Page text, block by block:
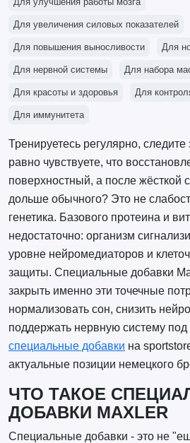
Для увеличения силовых показателей
Для повышения выносливости Для
Для нервной системы Для набора
Для красоты и здоровья Для
Для иммунитета
Тренируетесь регулярно,
равно чувствуете, что
поверхностный, а после
дольше обычного? Это не
генетика. Базового протеина и
недостаточно: организм
уровне нейромедиаторов и
защиты. Специальные добавки
закрыть именно эти точечные
нормализовать сон, снизить
поддержать нервную систему под
специальные добавки на
актуальные позиции немецкого
ЧТО ТАКОЕ
ДОБАВКИ MAXLER
Специальные добавки - это не